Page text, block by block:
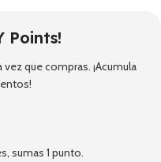
Points!
que compras. ¡Acumula
sumas 1 punto.